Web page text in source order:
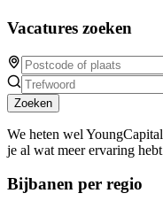
Vacatures zoeken
Zoeken
We heten wel
je al wat meer ervaring
Bijbanen per regio